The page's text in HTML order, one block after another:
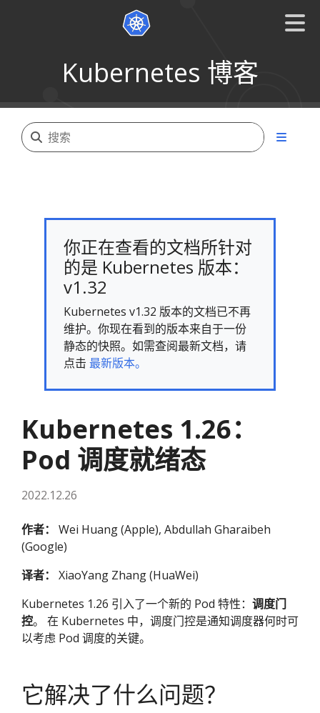
Kubernetes 博客
你正在查看的文档所针对
的是 Kubernetes 版本：
v1.32
Kubernetes v1.32 版本的文档已不再
维护。你现在看到的版本来自于一份
静态的快照。如需查阅最新文档，请
点击 最新版本。
Kubernetes 1.26：
Pod 调度就绪态
2022.12.26
作者：
Wei Huang (Apple), Abdullah Gharaibeh
(Google)
译者：
XiaoYang Zhang (HuaWei)
Kubernetes 1.26 引入了一个新的 Pod 特性： 调度门
控。 在 Kubernetes 中，调度门控是通知调度器何时可
以考虑 Pod 调度的关键。
它解决了什么问题？